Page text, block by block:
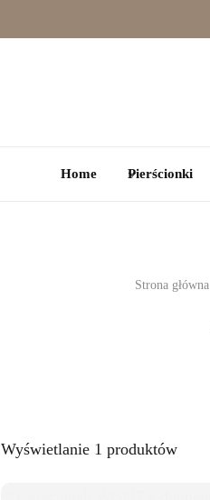
Home Pierścionki
Strona główna
Wyświetlanie 1 produktów